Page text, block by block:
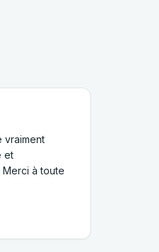
vraiment
et
à toute